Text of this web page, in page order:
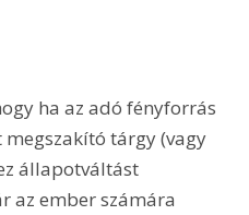
ha az adó fényforrás
megszakító tárgy (vagy
állapotváltást
az ember számára